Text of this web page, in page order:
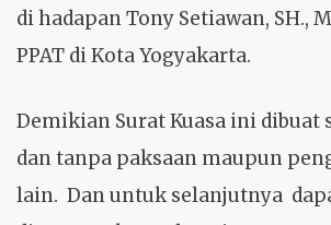
di hadapan Tony Setiawan, SH.,
PPAT di Kota Yogyakarta.
Demikian Surat Kuasa ini dibuat
dan tanpa paksaan maupun
lain. Dan untuk selanjutnya